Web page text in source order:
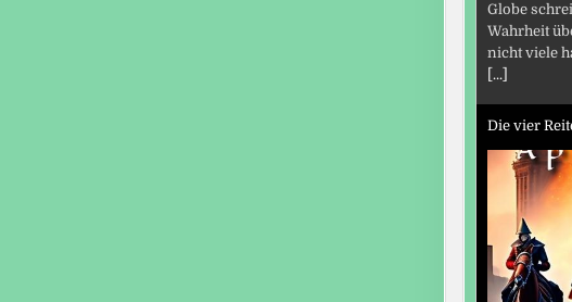
Globe
Wahrheit
nicht viele
[...]
Die vier